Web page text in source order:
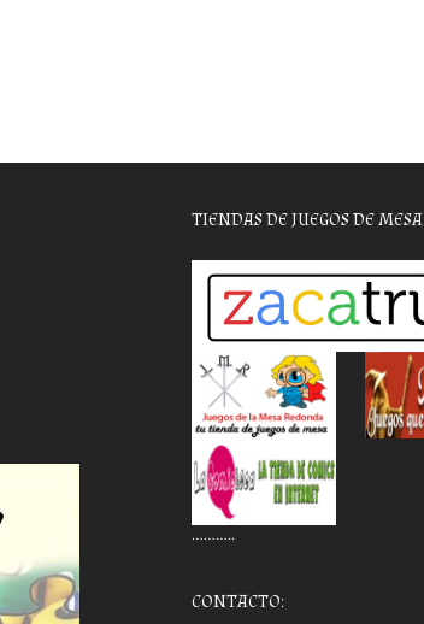
TIENDAS DE JUEGOS DE MESA
………..
CONTACTO: